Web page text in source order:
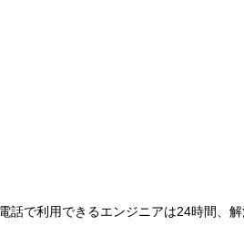
で利用できるエンジニアは24時間、